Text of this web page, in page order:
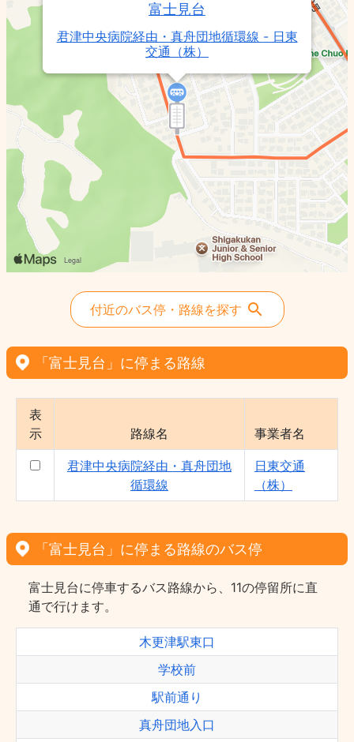
富士見台
君津中央病院経由・真舟団地循環線 - 日東
交通（株）
付近のバス停・路線を探す
「富士見台」に停まる路線
表
示
路線名 事業者名
君津中央病院経由・真舟団地
循環線
日東交通
（株）
「富士見台」に停まる路線のバス停
富士見台に停車するバス路線から、11の停留所に直
通で行けます。
木更津駅東口
学校前
駅前通り
真舟団地入口